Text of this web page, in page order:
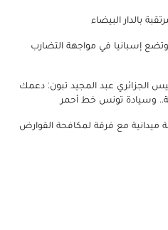
بالدار البيضاء
إسبانيا في مواجهة التضارب
الجزائري عبد المجيد تبون: دعمك
وسيادة تونس خط أحمر
مع فرقة لمكافحة القوارض